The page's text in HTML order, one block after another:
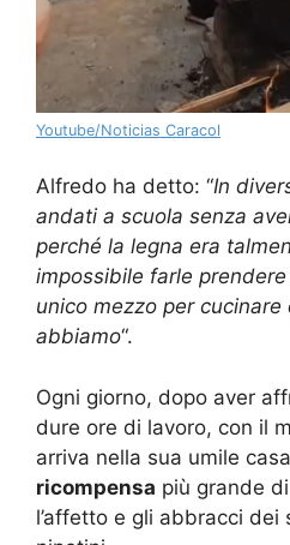
Youtube/Noticias Caracol
Alfredo ha detto: “In
andati a scuola senza
perché la legna era
impossibile farle
unico mezzo per cucinare
abbiamo“.
Ogni giorno, dopo aver
dure ore di lavoro, con il
arriva nella sua umile
ricompensa più grande
l’affetto e gli abbracci dei